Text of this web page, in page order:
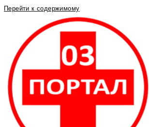
Перейти к содержимому